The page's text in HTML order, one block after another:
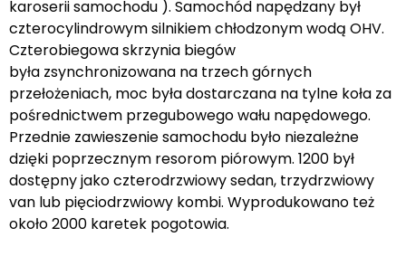
karoserii samochodu ). Samochód napędzany był
czterocylindrowym silnikiem chłodzonym wodą OHV.
Czterobiegowa skrzynia biegów
była zsynchronizowana na trzech górnych
przełożeniach, moc była dostarczana na tylne koła za
pośrednictwem przegubowego wału napędowego.
Przednie zawieszenie samochodu było niezależne
dzięki poprzecznym resorom piórowym. 1200 był
dostępny jako czterodrzwiowy sedan, trzydrzwiowy
van lub pięciodrzwiowy kombi. Wyprodukowano też
około 2000 karetek pogotowia.